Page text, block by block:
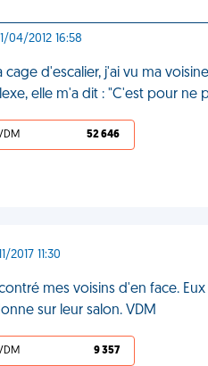
04/2012 16:58
cage d'escalier, j'ai vu ma
elle m'a dit : "C'est pour ne
52 646
2017 11:30
mes voisins d'en face.
sur leur salon. VDM
9 357